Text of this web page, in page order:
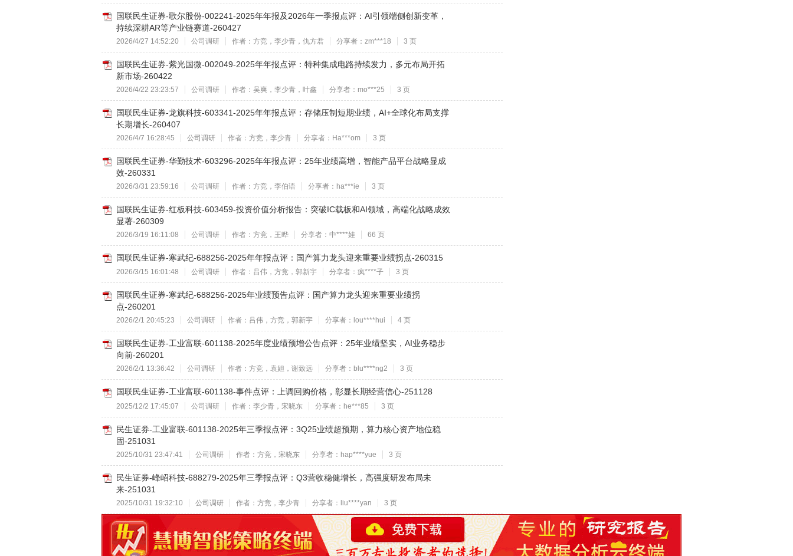
国联民生证券-歌尔股份-002241-2025年年报及2026年一季报点评：AI引领端侧创新变革，
持续深耕AR等产业链赛道-260427
2026/4/27 14:52:20 公司调研 作者：方竞，李少青，仇方君 分享者：zm***18 3 页
国联民生证券-紫光国微-002049-2025年年报点评：特种集成电路持续发力，多元布局开拓
新市场-260422
2026/4/22 23:23:57 公司调研 作者：吴爽，李少青，叶鑫 分享者：mo***25 3 页
国联民生证券-龙旗科技-603341-2025年年报点评：存储压制短期业绩，AI+全球化布局支撑
长期增长-260407
2026/4/7 16:28:45 公司调研 作者：方竞，李少青 分享者：Ha***om 3 页
国联民生证券-华勤技术-603296-2025年年报点评：25年业绩高增，智能产品平台战略显成
效-260331
2026/3/31 23:59:16 公司调研 作者：方竞，李伯语 分享者：ha***ie 3 页
国联民生证券-红板科技-603459-投资价值分析报告：突破IC载板和AI领域，高端化战略成效
显著-260309
2026/3/19 16:11:08 公司调研 作者：方竞，王晔 分享者：中****娃 66 页
国联民生证券-寒武纪-688256-2025年年报点评：国产算力龙头迎来重要业绩拐点-260315
2026/3/15 16:01:48 公司调研 作者：吕伟，方竞，郭新宇 分享者：疯****子 3 页
国联民生证券-寒武纪-688256-2025年业绩预告点评：国产算力龙头迎来重要业绩拐
点-260201
2026/2/1 20:45:23 公司调研 作者：吕伟，方竞，郭新宇 分享者：lou****hui 4 页
国联民生证券-工业富联-601138-2025年度业绩预增公告点评：25年业绩坚实，AI业务稳步
向前-260201
2026/2/1 13:36:42 公司调研 作者：方竞，袁妲，谢致远 分享者：blu****ng2 3 页
国联民生证券-工业富联-601138-事件点评：上调回购价格，彰显长期经营信心-251128
2025/12/2 17:45:07 公司调研 作者：李少青，宋晓东 分享者：he***85 3 页
民生证券-工业富联-601138-2025年三季报点评：3Q25业绩超预期，算力核心资产地位稳
固-251031
2025/10/31 23:47:41 公司调研 作者：方竞，宋晓东 分享者：hap****yue 3 页
民生证券-峰岹科技-688279-2025年三季报点评：Q3营收稳健增长，高强度研发布局未
来-251031
2025/10/31 19:32:10 公司调研 作者：方竞，李少青 分享者：liu****yan 3 页